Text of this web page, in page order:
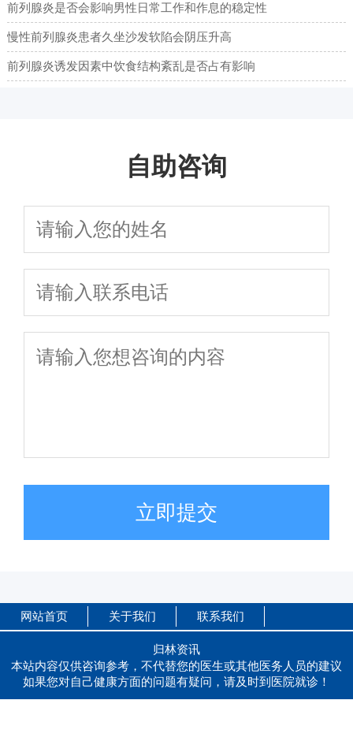
前列腺炎是否会影响男性日常工作和作息的稳定性
慢性前列腺炎患者久坐沙发软陷会阴压升高
前列腺炎诱发因素中饮食结构紊乱是否占有影响
自助咨询
立即提交
网站首页 关于我们 联系我们
归林资讯
本站内容仅供咨询参考，不代替您的医生或其他医务人员的建议
如果您对自己健康方面的问题有疑问，请及时到医院就诊！